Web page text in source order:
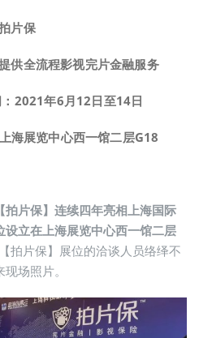
片保
供全流程影视完片金融服务
2021年6月12日至14日
海展览中心西一馆二层G18
【拍片保】连续四年亮相上海国际
设立在上海展览中心西一馆二层
拍片保】展位的洽谈人员络绎不
场照片。